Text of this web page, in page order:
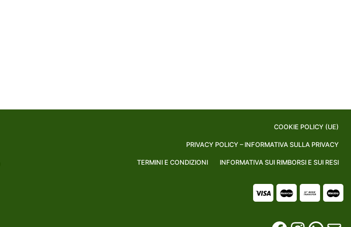
COOKIE POLICY (UE)
PRIVACY POLICY – INFORMATIVA SULLA PRIVACY
TERMINI E CONDIZIONI INFORMATIVA SUI RIMBORSI E SUI RESI